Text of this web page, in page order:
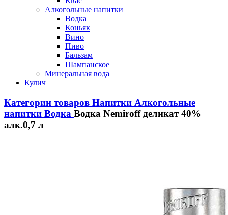
Алкогольные напитки
Водка
Коньяк
Вино
Пиво
Бальзам
Шампанское
Минеральная вода
Кулич
Категории товаров Напитки Алкогольные
напитки Водка Водка Nemiroff деликат 40%
алк.0,7 л